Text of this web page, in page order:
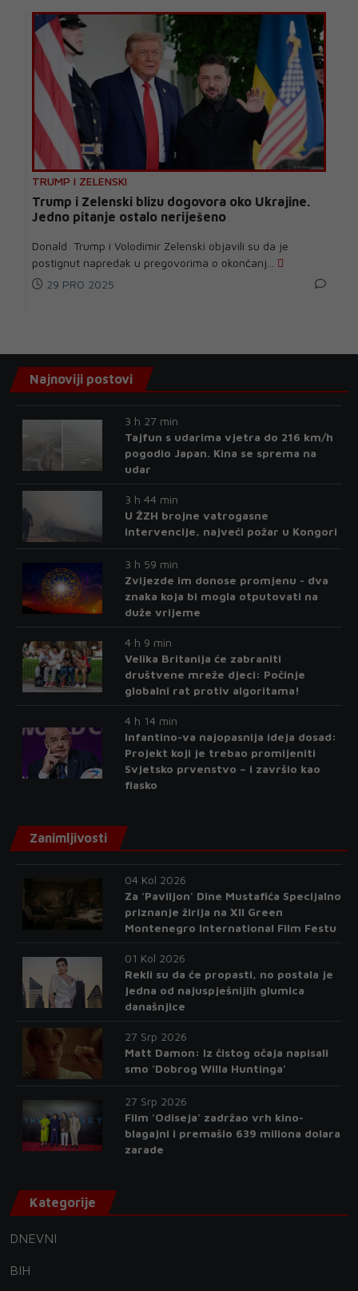
TRUMP I ZELENSKI
Trump i Zelenski blizu dogovora oko Ukrajine.
Jedno pitanje ostalo neriješeno
Donald Trump i Volodimir Zelenski objavili su da je
postignut napredak u pregovorima o okončanj...
29 PRO 2025
Najnoviji postovi
3 h 27 min
Tajfun s udarima vjetra do 216 km/h
pogodio Japan. Kina se sprema na
udar
3 h 44 min
U ŽZH brojne vatrogasne
intervencije, najveći požar u Kongori
3 h 59 min
Zvijezde im donose promjenu - dva
znaka koja bi mogla otputovati na
duže vrijeme
4 h 9 min
Velika Britanija će zabraniti
društvene mreže djeci: Počinje
globalni rat protiv algoritama!
4 h 14 min
Infantino-va najopasnija ideja dosad:
Projekt koji je trebao promijeniti
Svjetsko prvenstvo – i završio kao
fiasko
Zanimljivosti
04 Kol 2026
Za 'Paviljon' Dine Mustafića Specijalno
priznanje žirija na XII Green
Montenegro International Film Festu
01 Kol 2026
Rekli su da će propasti, no postala je
jedna od najuspješnijih glumica
današnjice
27 Srp 2026
Matt Damon: Iz čistog očaja napisali
smo 'Dobrog Willa Huntinga'
27 Srp 2026
Film 'Odiseja' zadržao vrh kino-
blagajni i premašio 639 miliona dolara
zarade
Kategorije
DNEVNI
BIH